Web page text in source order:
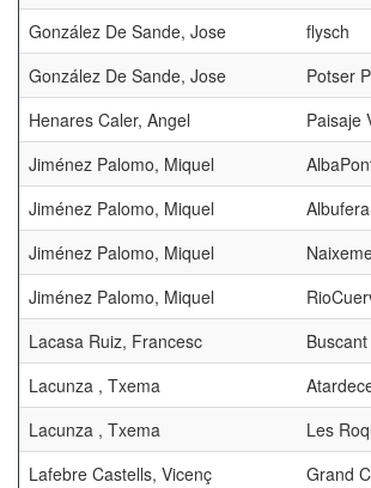
González De Sande, Jose
flysch
González De Sande, Jose
Potser
Henares Caler, Angel
Paisaje
Jiménez Palomo, Miquel
Jiménez Palomo, Miquel
Jiménez Palomo, Miquel
Jiménez Palomo, Miquel
Lacasa Ruiz, Francesc
Lacunza , Txema
Lacunza , Txema
Les
Lafebre Castells, Vicenç
Grand